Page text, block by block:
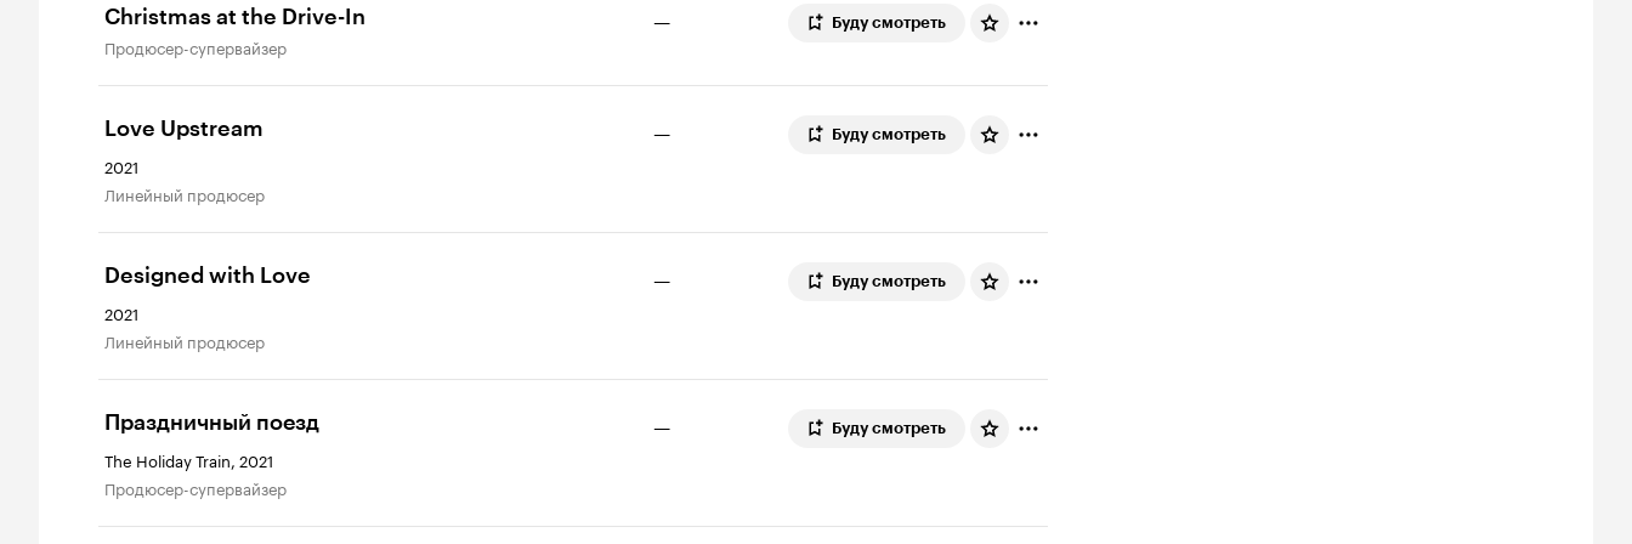
Christmas at the Drive-In
продюсер-супервайзер
— Буду смотреть
Love Upstream
2021
линейный продюсер
— Буду смотреть
Designed with Love
2021
линейный продюсер
— Буду смотреть
Праздничный поезд
The Holiday Train, 2021
продюсер-супервайзер
— Буду смотреть